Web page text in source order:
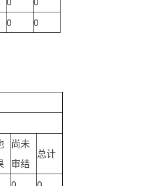
0
0
尚未
审结
总计